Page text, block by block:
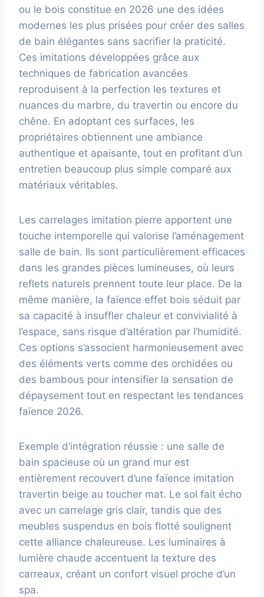
ou le bois constitue en 2026 une des idées
modernes les plus prisées pour créer des salles
de bain élégantes sans sacrifier la praticité.
Ces imitations développées grâce aux
techniques de fabrication avancées
reproduisent à la perfection les textures et
nuances du marbre, du travertin ou encore du
chêne. En adoptant ces surfaces, les
propriétaires obtiennent une ambiance
authentique et apaisante, tout en profitant d’un
entretien beaucoup plus simple comparé aux
matériaux véritables.
Les carrelages imitation pierre apportent une
touche intemporelle qui valorise l’aménagement
salle de bain. Ils sont particulièrement efficaces
dans les grandes pièces lumineuses, où leurs
reflets naturels prennent toute leur place. De la
même manière, la faïence effet bois séduit par
sa capacité à insuffler chaleur et convivialité à
l’espace, sans risque d’altération par l’humidité.
Ces options s’associent harmonieusement avec
des éléments verts comme des orchidées ou
des bambous pour intensifier la sensation de
dépaysement tout en respectant les tendances
faïence 2026.
Exemple d’intégration réussie : une salle de
bain spacieuse où un grand mur est
entièrement recouvert d’une faïence imitation
travertin beige au toucher mat. Le sol fait écho
avec un carrelage gris clair, tandis que des
meubles suspendus en bois flotté soulignent
cette alliance chaleureuse. Les luminaires à
lumière chaude accentuent la texture des
carreaux, créant un confort visuel proche d’un
spa.